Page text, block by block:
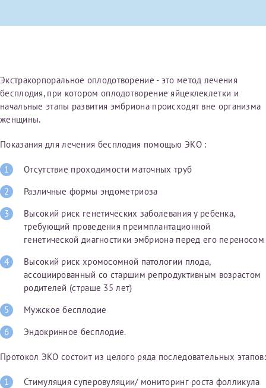
Экстракорпоральное оплодотворение - это метод лечения
бесплодия, при котором оплодотворение яйцеклеклетки и
начальные этапы развития эмбриона происходят вне организма
женщины.
Показания для лечения бесплодия помощью ЭКО :
Отсутствие проходимости маточных труб
Различные формы эндометриоза
Высокий риск генетических заболевания у ребенка,
требующий проведения преимплантационной
генетической диагностики эмбриона перед его переносом
Высокий риск хромосомной патологии плода,
ассоциированный со старшим репродуктивным возрастом
родителей (страше 35 лет)
Мужское бесплодие
Эндокринное бесплодие.
Протокол ЭКО состоит из целого ряда последовательных этапов:
Стимуляция суперовуляции/ мониторинг роста фолликула
Номер медицинской карты МЦРМ
Принимаю условия
персональных данных
общую информацию и рекомендации на основе
Я подтверждаю, что ознакомился с уведомлением,
приведённым выше.
После отправки заявки вы получите письмо на указанную
электронную почту с подтверждением «
Заявка на справку
». Если письмо не поступит, пожалуйста, свяжитесь
следующим пациентам:
Фамилия*
Имя*
Отчество*